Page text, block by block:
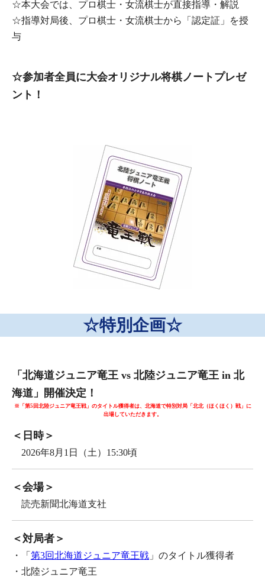
☆本大会では、プロ棋士・女流棋士が直接指導・解説
☆指導対局後、プロ棋士・女流棋士から「認定証」を授
与
☆参加者全員に大会オリジナル将棋ノートプレゼ
ント！
☆特別企画☆
「北海道ジュニア竜王 vs 北陸ジュニア竜王 in 北
海道」開催決定！
※「第5回北陸ジュニア竜王戦」のタイトル獲得者は、北海道で特別対局「北北（ほくほく）戦」に
出場していただきます。
＜日時＞
2026年8月1日（土）15:30頃
＜会場＞
読売新聞北海道支社
＜対局者＞
・「 第3回北海道ジュニア竜王戦 」のタイトル獲得者
・北陸ジュニア竜王